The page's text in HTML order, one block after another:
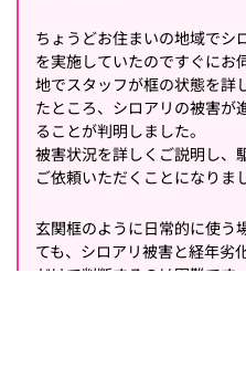
ちょうどお住まいの地域でシ
を実施していたのですぐにお
地でスタッフが框の状態を詳
たところ、シロアリの被害が
ることが判明しました。
被害状況を詳しくご説明し、
ご依頼いただくことになりま
玄関框のように日常的に使う
ても、シロアリ被害と経年劣
だけで判断するのは困難です。